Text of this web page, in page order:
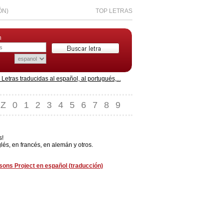
TOP LETRAS
traducidas al español, al portugués,...
Z 0 1 2 3 4 5 6 7 8 9
en francés, en alemán y otros.
Project en español (traducción)